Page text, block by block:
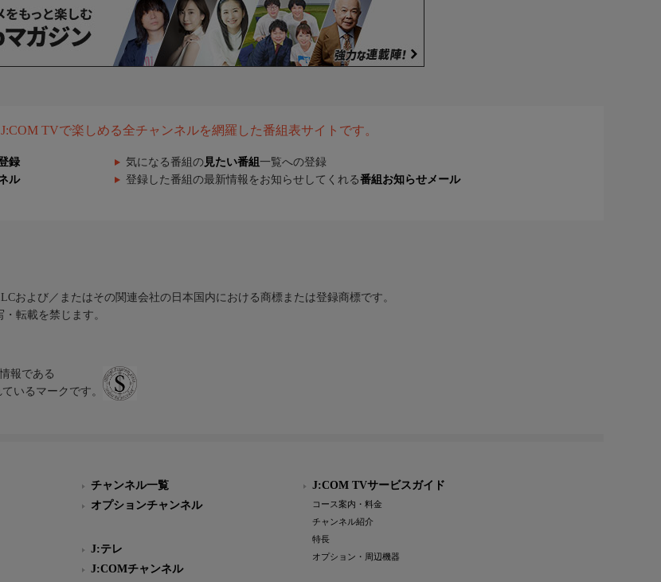
TVで楽しめる全チャンネルを網羅した番組表サイトです。
録 気になる番組の 見たい番組 一覧への登録
ル 登録した番組の最新情報をお知らせしてくれる番組お知らせメール
および／またはその関連会社の日本国内における商標または登録商標です。
転載を禁じます。
報である
いるマークです。
チャンネル一覧
オプションチャンネル
J:テレ
J:COMチャンネル
J:COM TVサービスガイド
コース案内・料金
チャンネル紹介
特長
オプション・周辺機器